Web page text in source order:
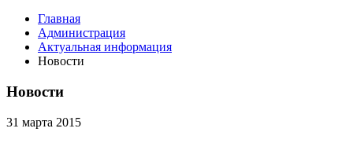
Главная
Администрация
Актуальная информация
Новости
Новости
31 марта 2015